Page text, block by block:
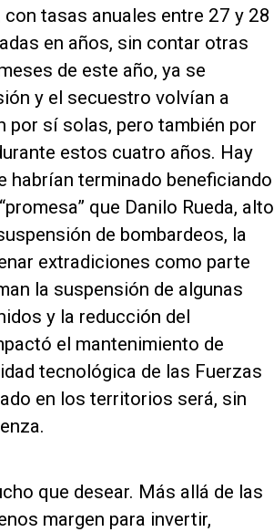
tasas anuales entre 27 y 28
en años, sin contar otras
de este año, ya se
y el secuestro volvían a
por sí solas, pero también por
estos cuatro años. Hay
habrían terminado beneficiando
que Danilo Rueda, alto
de bombardeos, la
extradiciones como parte
la suspensión de algunas
y la reducción del
el mantenimiento de
tecnológica de las Fuerzas
en los territorios será, sin
que desear. Más allá de las
margen para invertir,